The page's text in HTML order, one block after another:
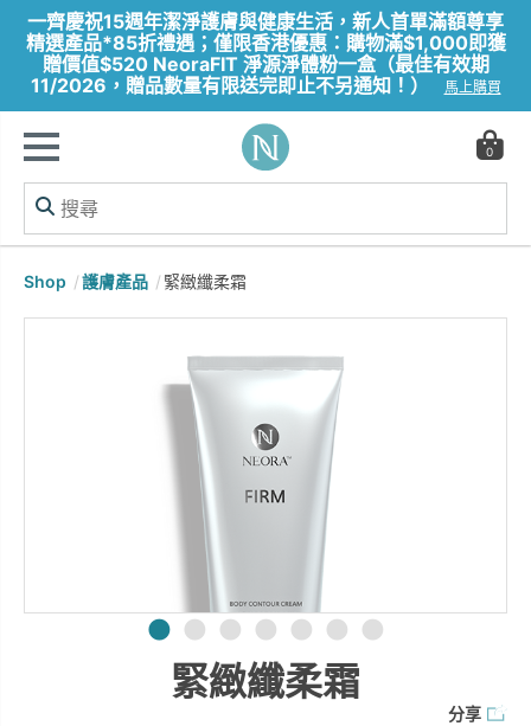
一齊慶祝15週年潔淨護膚與健康生活，新人首單滿額尊享
精選產品*85折禮遇；僅限香港優惠：購物滿$1,000即獲
贈價值$520 NeoraFIT 淨源淨體粉一盒（最佳有效期
11/2026，贈品數量有限送完即止不另通知！）
馬上購買
0
Shop 護膚產品 緊緻纖柔霜
緊緻纖柔霜
分享